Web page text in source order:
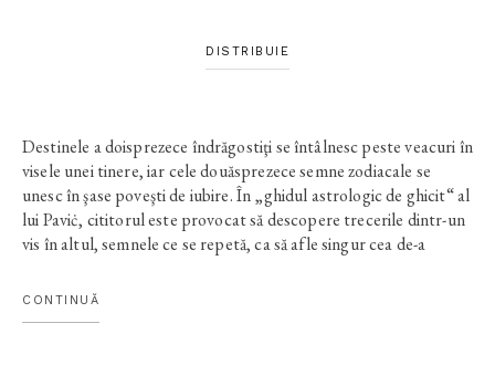
DISTRIBUIE
Destinele a doisprezece îndrăgostiţi se întâlnesc peste veacuri în
visele unei tinere, iar cele douăsprezece semne zodiacale se
unesc în şase poveşti de iubire. În „ghidul astrologic de ghicit“ al
lui Paviċ, cititorul este provocat să descopere trecerile dintr-un
vis în altul, semnele ce se repetă, ca să afle singur cea de-a
în toate cele şase iubiri: povestea căsătoriei misterioase a
împăratului german Henric II şi a Cunigundei de Luxemburg.
CONTINUĂ